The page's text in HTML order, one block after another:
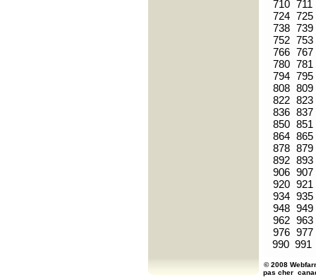
710 711
724 725
738 739
752 753
766 767
780 781
794 795
808 809
822 823
836 837
850 851
864 865
878 879
892 893
906 907
920 921
934 935
948 949
962 963
976 977
990 991
© 2008
pas cher